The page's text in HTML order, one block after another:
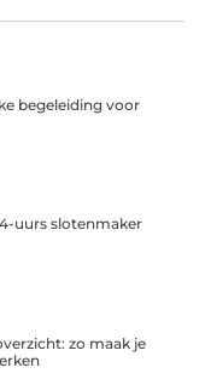
begeleiding voor
uurs slotenmaker
zo maak je